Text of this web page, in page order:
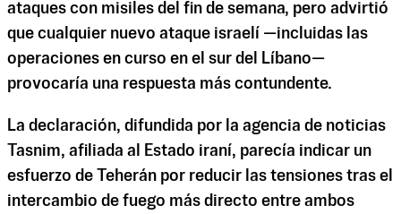
ataques con misiles del fin de semana, pero advirtió
que cualquier nuevo ataque israelí —incluidas las
operaciones en curso en el sur del Líbano—
provocaría una respuesta más contundente.
La declaración, difundida por la agencia de noticias
Tasnim, afiliada al Estado iraní, parecía indicar un
esfuerzo de Teherán por reducir las tensiones tras el
intercambio de fuego más directo entre ambos